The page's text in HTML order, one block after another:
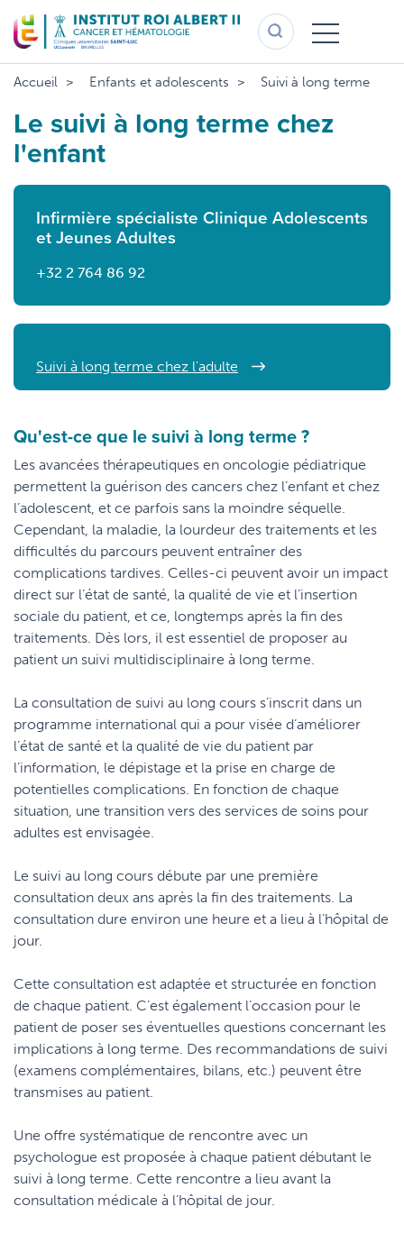
au
contenu
principal
Accueil Enfants et adolescents Suivi à long terme
Le suivi à long terme chez
l'enfant
Infirmière spécialiste Clinique Adolescents
et Jeunes Adultes
+32 2 764 86 92
Suivi à long terme chez l'adulte
Qu'est-ce que le suivi à long terme ?
Les avancées thérapeutiques en oncologie pédiatrique
permettent la guérison des cancers chez l’enfant et chez
l’adolescent, et ce parfois sans la moindre séquelle.
Cependant, la maladie, la lourdeur des traitements et les
difficultés du parcours peuvent entraîner des
complications tardives. Celles-ci peuvent avoir un impact
direct sur l’état de santé, la qualité de vie et l’insertion
sociale du patient, et ce, longtemps après la fin des
traitements. Dès lors, il est essentiel de proposer au
patient un suivi multidisciplinaire à long terme.
La consultation de suivi au long cours s’inscrit dans un
programme international qui a pour visée d’améliorer
l’état de santé et la qualité de vie du patient par
l’information, le dépistage et la prise en charge de
potentielles complications. En fonction de chaque
situation, une transition vers des services de soins pour
adultes est envisagée.
Le suivi au long cours débute par une première
consultation deux ans après la fin des traitements. La
consultation dure environ une heure et a lieu à l’hôpital de
jour.
Cette consultation est adaptée et structurée en fonction
de chaque patient. C’est également l’occasion pour le
patient de poser ses éventuelles questions concernant les
implications à long terme. Des recommandations de suivi
(examens complémentaires, bilans, etc.) peuvent être
transmises au patient.
Une offre systématique de rencontre avec un
psychologue est proposée à chaque patient débutant le
suivi à long terme. Cette rencontre a lieu avant la
consultation médicale à l’hôpital de jour.